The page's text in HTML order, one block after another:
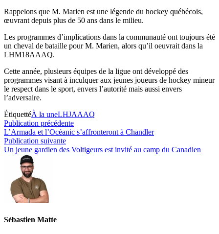
Rappelons que M. Marien est une légende du hockey québécois,
œuvrant depuis plus de 50 ans dans le milieu.
Les programmes d’implications dans la communauté ont toujours été
un cheval de bataille pour M. Marien, alors qu’il oeuvrait dans la
LHM18AAAQ.
Cette année, plusieurs équipes de la ligue ont développé des
programmes visant à inculquer aux jeunes joueurs de hockey mineur
le respect dans le sport, envers l’autorité mais aussi envers
l’adversaire.
ÉtiquettéÀ la uneLHJAAAQ
Navigation
de
l’article
Publication précédentePublication
précédente :
L’Armada et l’Océanic s’affronteront à Chandler
Publication suivantePublication
suivante :
Un jeune gardien des Voltigeurs est invité au camp du Canadien
Sébastien Matte